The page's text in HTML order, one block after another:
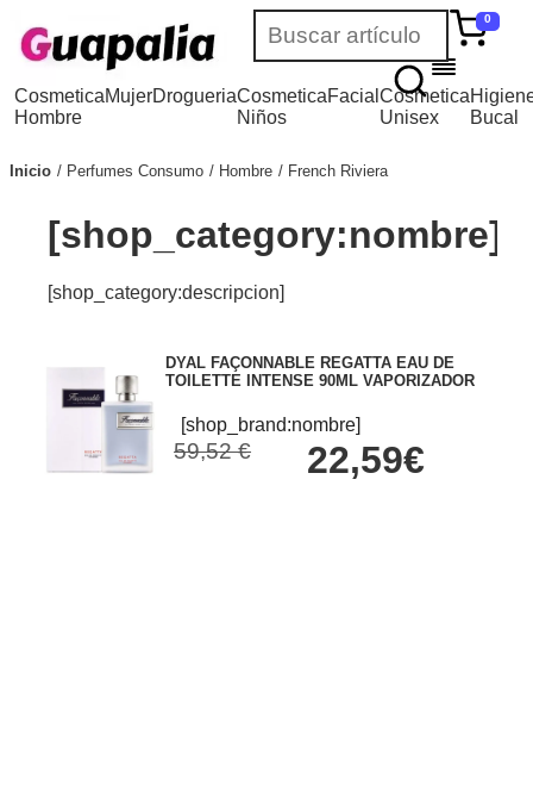
0
Cosmetica
Hombre
MujerDrogueriaCosmetica
Niños
FacialCosmetica
Unisex
Bucal
Inicio Perfumes Consumo Hombre French Riviera
[shop_category:nombre]
[shop_category:descripcion]
DYAL FAÇONNABLE REGATTA EAU DE
TOILETTE INTENSE 90ML VAPORIZADOR
[shop_brand:nombre]
59,52 € 22,59€